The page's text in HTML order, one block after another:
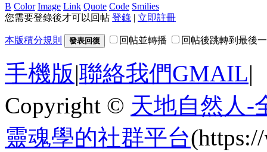
B Color Image Link Quote Code Smilies
您需要登錄後才可以回帖 登錄 | 立即註冊
本版積分規則 發表回復 回帖並轉播 回帖後跳轉到最後
手機版|聯絡我們GMAIL|
Copyright © 天地自然人-
靈魂學的社群平台